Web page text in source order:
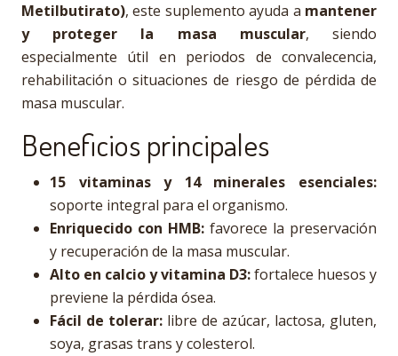
Metilbutirato), este suplemento ayuda a mantener
y proteger la masa muscular, siendo
especialmente útil en periodos de convalecencia,
rehabilitación o situaciones de riesgo de pérdida de
masa muscular.
Beneficios principales
15 vitaminas y 14 minerales esenciales:
soporte integral para el organismo.
Enriquecido con HMB: favorece la preservación
y recuperación de la masa muscular.
Alto en calcio y vitamina D3:fortalece huesos y
previene la pérdida ósea.
Fácil de tolerar: libre de azúcar, lactosa, gluten,
soya, grasas trans y colesterol.